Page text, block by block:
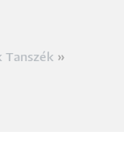
Tanszék